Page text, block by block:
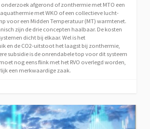
onderzoek afgerond of zonthermie met MTO een
met WKO of een collectieve lucht-
voor een Midden Temperatuur (MT) warmtenet.
zijn de drie concepten haalbaar. De kosten
dicht bij elkaar. Wel is het
en de CO2-uitstoot het laagst bij zonthermie,
subsidie is de onrendabele top voor dit systeem
nog eens flink met het RVO overlegd worden,
een merkwaardige zaak.